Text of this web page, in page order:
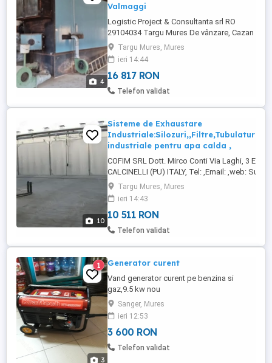
4
Valmaggi
Logistic Project & Consultanta srl RO
29104034 Targu Mures De vânzare, Cazan
industrial(Centrală termică pe biomasă)
marca Nuova Valmaggi, utilizată,3.500.000
kcal h,an 2002,cu autoaprindere, completă
cu colector de gaze arse multiciclon, în
stare excelentă. Pentru informații,
Targu Mures, Mures
ieri 14:44
16 817 RON
Telefon validat
10
Sisteme de Exhaustare
industriale pentru apa calda ,
COFIM SRL Dott. Mirco Conti Via Laghi, 3
CALCINELLI (PU) ITALY, Tel: ,Email: ,web:
Romania din anul 2006 iar in anul 2013,am
Societate Comerciala CONTI AIR SrL,, J26-
CUI RO32387917,Targu Mures, Email: ,Tel..
de contact Moldovan Marin ...
Targu Mures, Mures
ieri 14:43
10 511 RON
Telefon validat
3
1 Generator curent
Vand generator curent pe benzina si
gaz,9.5 kw nou
Sanger, Mures
ieri 12:53
3 600 RON
Telefon validat